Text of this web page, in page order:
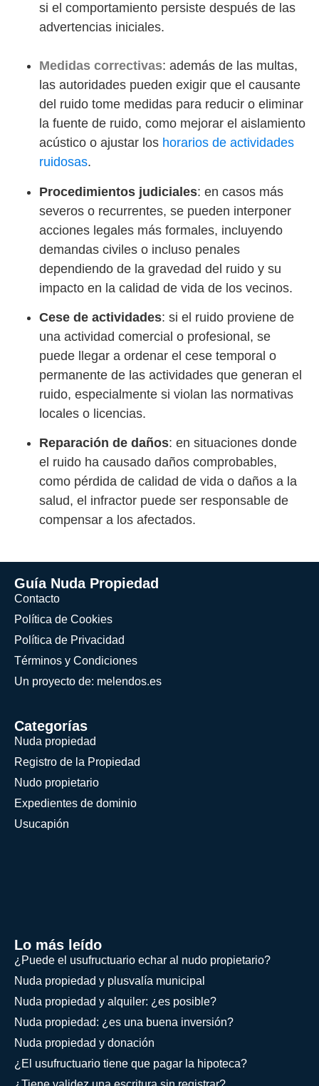
si el comportamiento persiste después de las
advertencias iniciales.
Medidas correctivas: además de las multas,
las autoridades pueden exigir que el causante
del ruido tome medidas para reducir o eliminar
la fuente de ruido, como mejorar el aislamiento
acústico o ajustar los horarios de actividades
ruidosas.
Procedimientos judiciales: en casos más
severos o recurrentes, se pueden interponer
acciones legales más formales, incluyendo
demandas civiles o incluso penales
dependiendo de la gravedad del ruido y su
impacto en la calidad de vida de los vecinos.
Cese de actividades: si el ruido proviene de
una actividad comercial o profesional, se
puede llegar a ordenar el cese temporal o
permanente de las actividades que generan el
ruido, especialmente si violan las normativas
locales o licencias.
Reparación de daños: en situaciones donde
el ruido ha causado daños comprobables,
como pérdida de calidad de vida o daños a la
salud, el infractor puede ser responsable de
compensar a los afectados.
Guía Nuda Propiedad
Contacto
Política de Cookies
Política de Privacidad
Términos y Condiciones
Un proyecto de: melendos.es
Categorías
Nuda propiedad
Registro de la Propiedad
Nudo propietario
Expedientes de dominio
Usucapión
Lo más leído
¿Puede el usufructuario echar al nudo propietario?
Nuda propiedad y plusvalía municipal
Nuda propiedad y alquiler: ¿es posible?
Nuda propiedad: ¿es una buena inversión?
Nuda propiedad y donación
¿El usufructuario tiene que pagar la hipoteca?